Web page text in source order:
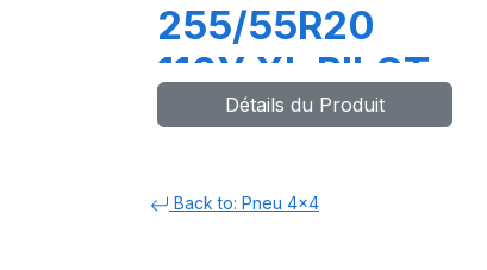
255/55R20
110Y XL PILOT
SPORT 4 SUV
Détails du Produit
Back to: Pneu 4x4